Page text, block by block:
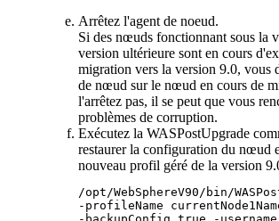
Arrêtez l'agent de noeud.
Si des nœuds fonctionnant sous la
version ultérieure sont en cours
migration vers la version 9.0, vous
de nœud sur le nœud en cours de
l'arrêtez pas, il se peut que vous
problèmes de corruption.
Exécutez la WASPostUpgrade
restaurer la configuration du nœud
nouveau profil géré de la version
-profileName